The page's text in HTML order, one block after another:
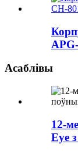
Асаблівы
12-
Eye